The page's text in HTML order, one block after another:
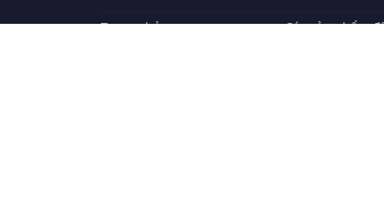
Trang chủ
Các sản phẩm